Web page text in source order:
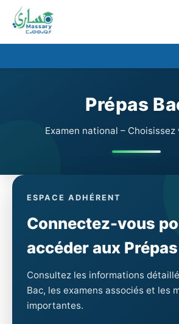
contenu
Prépas
Examen national –
ESPACE ADHÉRENT
Connectez-vous
accéder aux
Consultez les informations
Bac, les examens associés et les
importantes.